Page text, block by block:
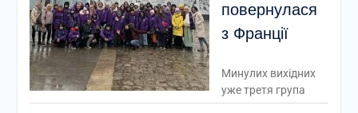
повернулася
з Франції
Минулих вихідних
уже третя група